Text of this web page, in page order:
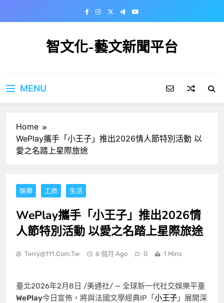
智文化-藝文新聞平台
MENU
Home
WePlay攜手「小王子」推出2026情人節特別活動 以
愛之名踏上星際旅途
娛樂 工商 生活
WePlay攜手「小王子」推出2026情
人節特別活動 以愛之名踏上星際旅途
Terry@111.com.tw 6 個月 Ago 0 1 Mins
臺北2026年2月8日 /美通社/ — 全球新一代社交娛樂平臺
WePlay今日宣佈，將與法國文學經典IP「 小王子 」展開深